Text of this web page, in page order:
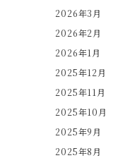
2026年3月
2026年2月
2026年1月
2025年12月
2025年11月
2025年10月
2025年9月
2025年8月